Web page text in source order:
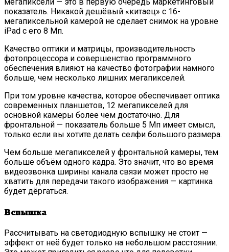
показатель. Никакой дешёвый «китаец» с 16-
мегапиксельной камерой не сделает снимок на уровне
iPad с его 8 Мп.
Качество оптики и матрицы, производительность
фотопроцессора и совершенство программного
обеспечения влияют на качество фотографии намного
больше, чем несколько лишних мегапикселей.
При том уровне качества, которое обеспечивает оптика
современных планшетов, 12 мегапикселей для
основной камеры более чем достаточно. Для
фронтальной — показатель больше 5 Мп имеет смысл,
только если вы хотите делать селфи большого размера.
Чем больше мегапикселей у фронтальной камеры, тем
больше объём одного кадра. Это значит, что во время
видеозвонка ширины канала связи может просто не
хватить для передачи такого изображения — картинка
будет дёргаться.
Вспышка
Рассчитывать на светодиодную вспышку не стоит —
эффект от неё будет только на небольшом расстоянии.